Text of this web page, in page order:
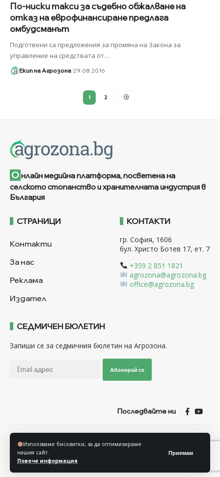
Използваме бисквитки, за да оптимизираме
нашия сайт.
Повече информация
Приемам
По-ниски такси за съдебно обжалване на
отказ на еврофинансиране предлага
омбудсманът
Подготвени са предложения за промяна на Закона за
управление на средствата от…
Екип на Агрозона 29.08.2016
1 2
О нлайн медийна платформа, посветена на
селското стопанство и хранителната индустрия в
България
СТРАНИЦИ
Контакти
За нас
Реклама
Издател
КОНТАКТИ
гр. София, 1606
бул. Христо Ботев 17, ет. 7
+359 2 851 1821
agrozona@agrozona.bg
office@agrozona.bg
СЕДМИЧЕН БЮЛЕТИН
Запиши се за седмичния бюлетин на Агрозона.
Абонирай се
Последвайте ни
© Агрозона © 2011-2025 Всички права запазени
Политика за защита на личните данни